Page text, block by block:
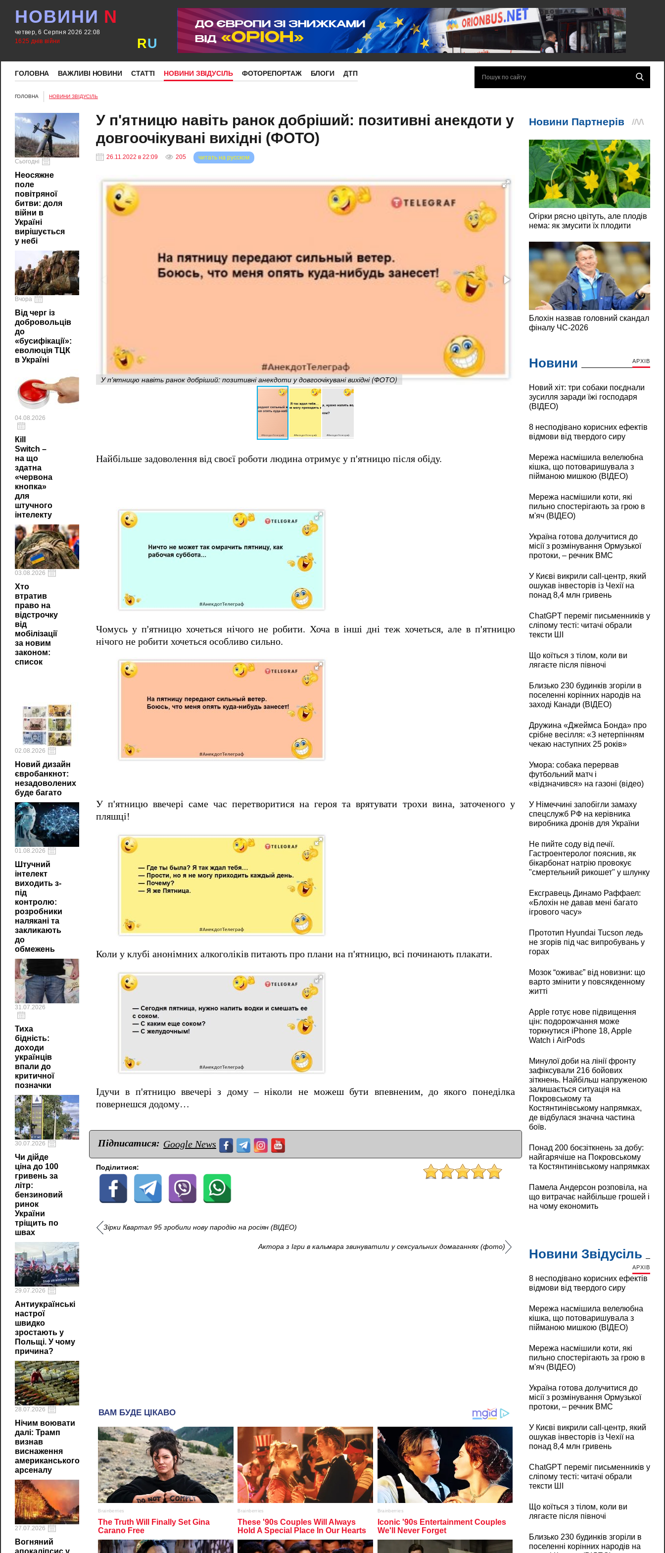
НОВИНИ N
четвер, 6 Серпня 2026 22:08
1625 днів війни
RU
ГОЛОВНА ВАЖЛИВІ НОВИНИ СТАТТІ НОВИНИ ЗВІДУСІЛЬ ФОТОРЕПОРТАЖ БЛОГИ ДТП
ГОЛОВНА НОВИНИ ЗВІДУСІЛЬ
Сьогодні
Неосяжне
поле
повітряної
битви: доля
війни в
Україні
вирішується
у небі
Вчора
Від черг із
добровольців
до
«бусифікації»:
еволюція ТЦК
в Україні
04.08.2026
Кill
Switch –
на що
здатна
«червона
кнопка»
для
штучного
інтелекту
03.08.2026
Хто
втратив
право на
відстрочку
від
мобілізації
за новим
законом:
список
02.08.2026
Новий дизайн
євробанкнот:
незадоволених
буде багато
01.08.2026
Штучний
інтелект
виходить з-
під
контролю:
розробники
налякані та
закликають
до
обмежень
31.07.2026
Тиха
бідність:
доходи
українців
впали до
критичної
позначки
30.07.2026
Чи дійде
ціна до 100
гривень за
літр:
бензиновий
ринок
України
тріщить по
швах
29.07.2026
Антиукраїнські
настрої
швидко
зростають у
Польщі. У чому
причина?
28.07.2026
Нічим воювати
далі: Трамп
визнав
виснаження
американського
арсеналу
27.07.2026
Вогняний
апокаліпсис у
У п'ятницю навіть ранок добріший: позитивні анекдоти у
довгоочікувані вихідні (ФОТО)
26.11.2022 в 22:09 205 читать на русском
У п'ятницю навіть ранок добріший: позитивні анекдоти у довгоочікувані вихідні (ФОТО)
Найбільше задоволення від своєї роботи людина отримує у п'ятницю після обіду.
Чомусь у п'ятницю хочеться нічого не робити. Хоча в інші дні теж хочеться, але в п'ятницю
нічого не робити хочеться особливо сильно.
У п'ятницю ввечері саме час перетворитися на героя та врятувати трохи вина, заточеного у
пляшці!
Коли у клубі анонімних алкоголіків питають про плани на п'ятницю, всі починають плакати.
Ідучи в п'ятницю ввечері з дому – ніколи не можеш бути впевненим, до якого понеділка
повернешся додому…
Підписатися: Google News
Поділитися:
Зірки Квартал 95 зробили нову пародію на росіян (ВІДЕО)
Актора з Ігри в кальмара звинуватили у сексуальних домаганнях (фото)
Новини АРХІВ
Новий хіт: три собаки поєднали
зусилля заради їжі господаря
(ВІДЕО)
8 несподівано корисних ефектів
відмови від твердого сиру
Мережа насмішила велелюбна
кішка, що потоваришувала з
пійманою мишкою (ВІДЕО)
Мережа насмішили коти, які
пильно спостерігають за грою в
м'яч (ВІДЕО)
Україна готова долучитися до
місії з розмінування Ормузької
протоки, – речник ВМС
У Києві викрили call-центр, який
ошукав інвесторів із Чехії на
понад 8,4 млн гривень
ChatGPT переміг письменників у
сліпому тесті: читачі обрали
тексти ШІ
Що коїться з тілом, коли ви
лягаєте після півночі
Близько 230 будинків згоріли в
поселенні корінних народів на
заході Канади (ВІДЕО)
Дружина «Джеймса Бонда» про
срібне весілля: «З нетерпінням
чекаю наступних 25 років»
Умора: собака перервав
футбольний матч і
«відзначився» на газоні (відео)
У Німеччині запобігли замаху
спецслужб РФ на керівника
виробника дронів для України
Не пийте соду від печії.
Гастроентеролог пояснив, як
бікарбонат натрію провокує
"смертельний рикошет" у шлунку
Ексгравець Динамо Раффаел:
«Блохін не давав мені багато
ігрового часу»
Прототип Hyundai Tucson ледь
не згорів під час випробувань у
горах
Мозок “оживає” від новизни: що
варто змінити у повсякденному
житті
Apple готує нове підвищення
цін: подорожчання може
торкнутися iPhone 18, Apple
Watch і AirPods
Минулої доби на лінії фронту
зафіксували 216 бойових
зіткнень. Найбільш напруженою
залишається ситуація на
Покровському та
Костянтинівському напрямках,
де відбулася значна частина
боїв.
Понад 200 боєзіткнень за добу:
найгарячіше на Покровському
та Костянтинівському напрямках
Памела Андерсон розповіла, на
що витрачає найбільше грошей і
на чому економить
Новини Звідусіль
АРХІВ
8 несподівано корисних ефектів
відмови від твердого сиру
Мережа насмішила велелюбна
кішка, що потоваришувала з
пійманою мишкою (ВІДЕО)
Мережа насмішили коти, які
пильно спостерігають за грою в
м'яч (ВІДЕО)
Україна готова долучитися до
місії з розмінування Ормузької
протоки, – речник ВМС
У Києві викрили call-центр, який
ошукав інвесторів із Чехії на
понад 8,4 млн гривень
ChatGPT переміг письменників у
сліпому тесті: читачі обрали
тексти ШІ
Що коїться з тілом, коли ви
лягаєте після півночі
Близько 230 будинків згоріли в
поселенні корінних народів на